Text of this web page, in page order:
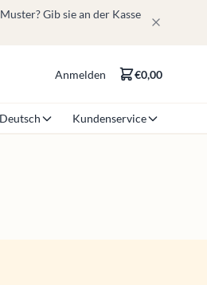
Gib sie an der Kasse
Anmelden €0,00
Deutsch Kundenservice